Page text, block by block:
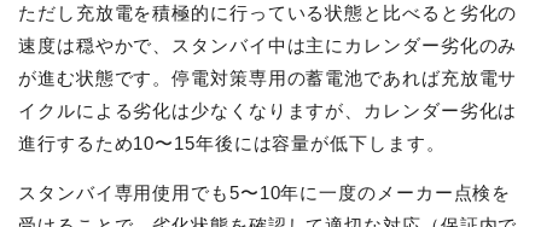
ただし充放電を積極的に行っている状態と比べると劣化の
速度は穏やかで、スタンバイ中は主にカレンダー劣化のみ
が進む状態です。停電対策専用の蓄電池であれば充放電サ
イクルによる劣化は少なくなりますが、カレンダー劣化は
進行するため10〜15年後には容量が低下します。
スタンバイ専用使用でも5〜10年に一度のメーカー点検を